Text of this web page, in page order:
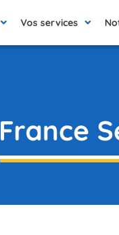
Vos services
France